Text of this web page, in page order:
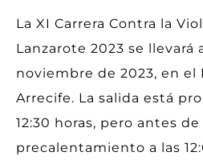
La XI Carrera Contra la
Lanzarote 2023 se llevará
noviembre de 2023, en el
Arrecife. La salida está
12:30 horas, pero antes
precalentamiento a las